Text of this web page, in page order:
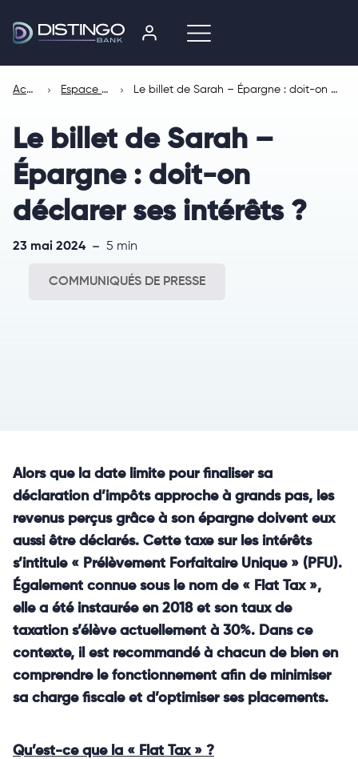
Accueil Espace presse Le billet de Sarah – Épargne : doit-on déclarer ses intérêts ?
Le billet de Sarah –
Épargne : doit-on
déclarer ses intérêts ?
23 mai 2024 5 min
COMMUNIQUÉS DE PRESSE
Alors que la date limite pour finaliser sa
déclaration d’impôts approche à grands pas, les
revenus perçus grâce à son épargne doivent eux
aussi être déclarés. Cette taxe sur les intérêts
s’intitule « Prélèvement Forfaitaire Unique » (PFU).
Également connue sous le nom de « Flat Tax »,
elle a été instaurée en 2018 et son taux de
taxation s’élève actuellement à 30%. Dans ce
contexte, il est recommandé à chacun de bien en
comprendre le fonctionnement afin de minimiser
sa charge fiscale et d’optimiser ses placements.
Qu’est-ce que la « Flat Tax » ?